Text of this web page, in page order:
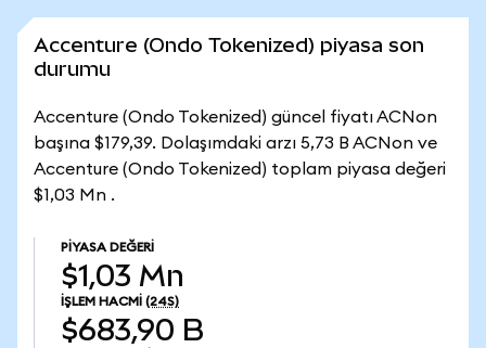
Accenture (Ondo Tokenized) piyasa son
durumu
Accenture (Ondo Tokenized) güncel fiyatı ACNon
başına $179,39. Dolaşımdaki arzı 5,73 B ACNon ve
Accenture (Ondo Tokenized) toplam piyasa değeri
$1,03 Mn .
PIYASA DEĞERI
$1,03 Mn
İŞLEM HACMI (24S)
$683,90 B